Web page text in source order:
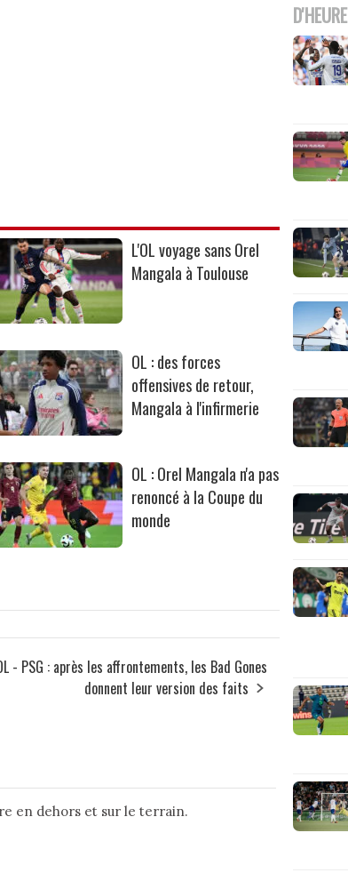
L'OL voyage sans Orel
Mangala à Toulouse
OL : des forces
offensives de retour,
Mangala à l'infirmerie
OL : Orel Mangala n'a pas
renoncé à la Coupe du
monde
- PSG : après les affrontements, les Bad Gones
donnent leur version des faits
en dehors et sur le terrain.